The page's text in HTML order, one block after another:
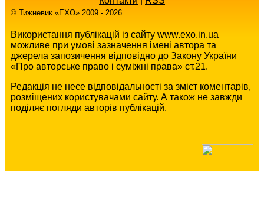
© Тижневик «EХO» 2009 - 2026
Використання публікацій із сайту www.exo.in.ua
можливе при умові зазначення імені автора та
джерела запозичення відповідно до Закону України
«Про авторське право і суміжні права» ст.21.
Редакція не несе відповідальності за зміст коментарів,
розміщених користувачами сайту. А також не завжди
поділяє погляди авторів публікацій.